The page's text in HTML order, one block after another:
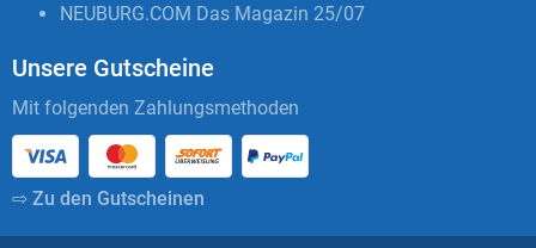
NEUBURG.COM Das Magazin 25/07
Unsere Gutscheine
Mit folgenden Zahlungsmethoden
⇨ Zu den Gutscheinen